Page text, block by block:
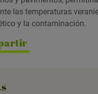
las temperaturas
y la contaminación.